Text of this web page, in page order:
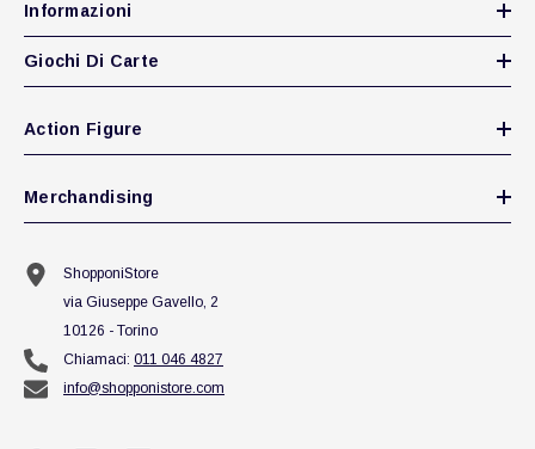
Informazioni
Giochi Di Carte
Action Figure
Merchandising
ShopponiStore
via Giuseppe Gavello, 2
10126 - Torino
Chiamaci: 011 046 4827
info@shopponistore.com